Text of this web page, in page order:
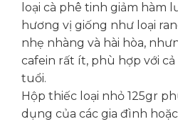
loại cà phê tinh giảm hàm
hương vị giống như loại
nhẹ nhàng và hài hòa,
cafein rất ít, phù hợp với
tuổi.
Hộp thiếc loại nhỏ 125gr
dụng của các gia đình